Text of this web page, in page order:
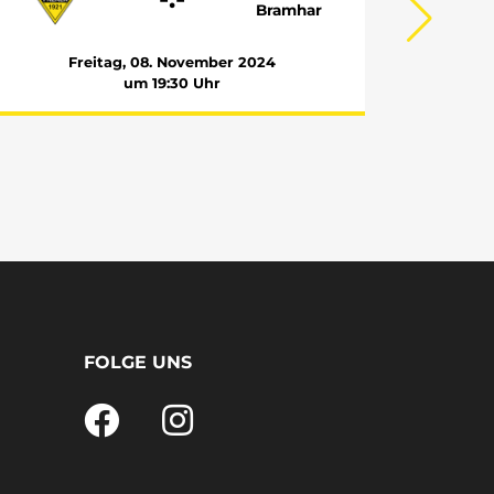
Bramhar
Freitag, 08. November 2024
um 19:30 Uhr
FOLGE UNS